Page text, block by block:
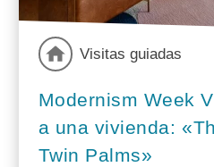
Visitas guiadas
Modernism Week
a una vivienda:
Twin Palms»